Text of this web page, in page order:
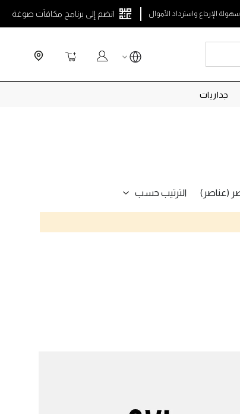
سهولة الإرجاع واسترداد الأموال انضم إلى برنامج مكافآت صوغة
سلة التسوق
جداريات
الترتيب حسب